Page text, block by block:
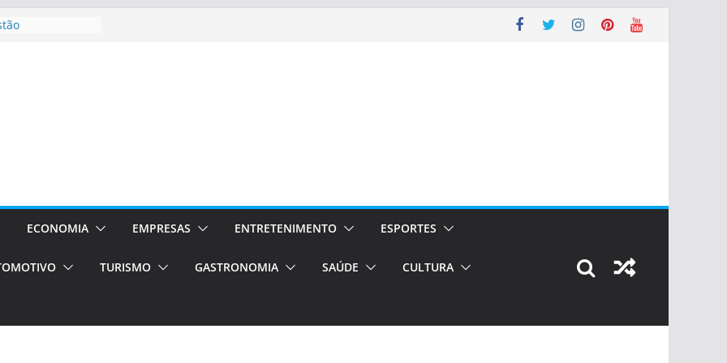
em Porto
de transfer,
de alto padrão
–
o segundo
únicas e
volta!ECONOMIA EMPRESAS ENTRETENIMENTO ESPORTES
TURISMO GASTRONOMIA SAÚDE CULTURA